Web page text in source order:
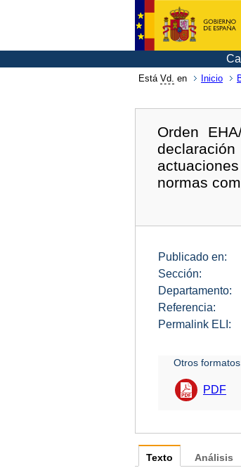
Está Vd. en Inicio
Orden
normas
Publicado en:
Sección:
Departamento:
Referencia:
Permalink ELI:
Otros
PDF
Texto Análisis